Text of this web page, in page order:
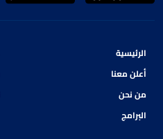
الرئيسية
أعلن معنا
من نحن
البرامج